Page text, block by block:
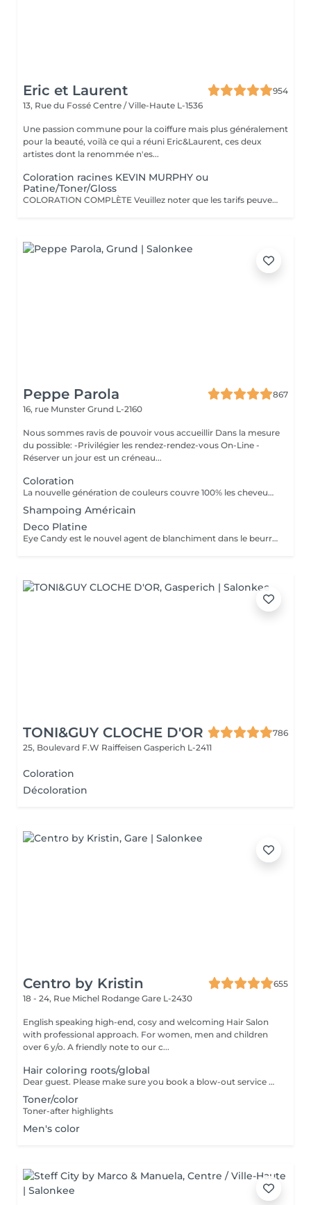
Eric et Laurent
954
13, Rue du Fossé Centre / Ville-Haute L-1536
Une passion commune pour la coiffure mais plus généralement
pour la beauté, voilà ce qui a réuni Eric&Laurent, ces deux
artistes dont la renommée n'es...
Coloration racines KEVIN MURPHY ou
Patine/Toner/Gloss
COLORATION COMPLÈTE Veuillez noter que les tarifs peuvent varier en fonction de la longueur des cheveux, de leur densité, de la quantité de produit nécessaire ainsi que de la complexité de la prestation. COLOR.ME by KEVIN.MURPHY Découvrez une expérience de coloration haut de gamme avec COLOR.ME by KEVIN.MURPHY, une gamme de coloration professionnelle alliant performance, innovation et respect de la fibre capillaire. Les avantages : Formule sans ammoniaque, sans PPD et sans parabène Enrichie en miel, beurre de karité et grenade pour nourrir et protéger les cheveux Jusqu'à 100 % de couverture des cheveux blancs Couleur intense, lumineuse et durable Respect optimal de la fibre capillaire et du cuir chevelu Cheveux visiblement plus doux, brillants et éclatants de santé Formule cruelty-free, développée dans le respect du bien-être animal Une expérience de coloration premium qui associe l'excellence de la couleur à des actifs de soin performants, pour un résultat sur mesure, éclatant et naturellement sophistiqué.
Peppe Parola
867
16, rue Munster Grund L-2160
Nous sommes ravis de pouvoir vous accueillir Dans la mesure
du possible: -Privilégier les rendez-rendez-vous On-Line -
Réserver un jour est un créneau...
Coloration
La nouvelle génération de couleurs couvre 100% les cheveux blancs, ce qui rend le traitement aussi naturel que possible car il ne contient ni ammoniaque, ni PPD (paraphénylènediamine), ni résorcine, ni paraben ni Nichel. L'ajout d'extrait de feuille de Baobab confère à la crème une grande valeur cosmétique, offrant protection, hydratation, brillance et douceur au toucher. Il contient également de l'huile d'argan, de l'huile de karité, de l'huile de pépins de raisin et de l'extrait de citron en remplacement de la paraffine. Ces composants d'origine végétale sont reconnus pour leur pouvoir hydratant, nourrissant et polissant exceptionnel.
Shampoing Américain
Deco Platine
Eye Candy est le nouvel agent de blanchiment dans le beurre à faible teneur en ammoniac, capable de garantir des résultats de blanchiment élevés sans attaquer ni endommager la structure du cheveu et avec une action délicate et protectrice sur la peau. Pendant les phases de décoloration, il protège les cheveux, leur donne force et vitalité, reconstruit et revitalise, tout en aidant à maintenir la structure capillaire compacte pendant tout le processus d'éclaircissement. Une formule innovante et efficace, un produit révolutionnaire au service du salon, en parfaite adéquation avec les tendances du moment, qui exigent souvent un éclairage extrême comme base des couleurs à la mode. Avec Eye Candy, vous pouvez décolorer les cheveux même à des rythmes soutenus en les laissant parfaitement intacts et vitaux!
TONI&GUY CLOCHE D'OR
786
25, Boulevard F.W Raiffeisen Gasperich L-2411
Coloration
Décoloration
Centro by Kristin
655
18 - 24, Rue Michel Rodange Gare L-2430
English speaking high-end, cosy and welcoming Hair Salon
with professional approach. For women, men and children
over 6 y/o. A friendly note to our c...
Hair coloring roots/global
Dear guest. Please make sure you book a blow-out service after your color service, that is additional 30 minutes to the total service. Thank you for understanding. Team Centro
Toner/color
Toner-after highlights
Men's color